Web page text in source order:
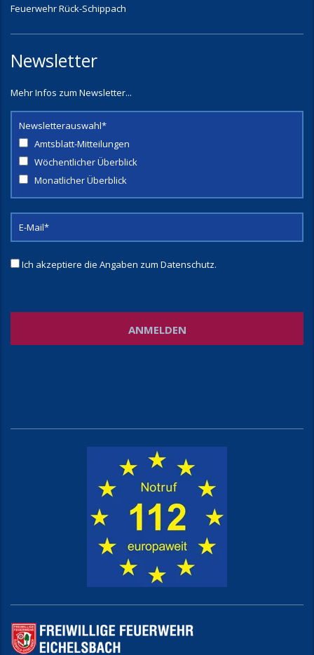
Feuerwehr Rück-Schippach
Newsletter
Mehr Infos zum Newsletter...
Newsletterauswahl*
Amtsblatt-Mitteilungen
Wöchentlicher Überblick
Monatlicher Überblick
Ich akzeptiere die Angaben zum Datenschutz.